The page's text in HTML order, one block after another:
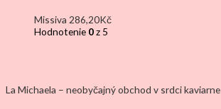
Missiva 286,20Kč
Hodnotenie 0z 5
La Michaela – neobyčajný obchod v srdci kaviarne